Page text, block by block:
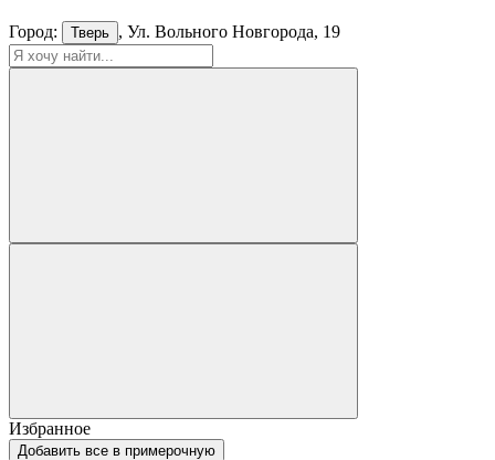
Город: Тверь , Ул. Вольного Новгорода, 19
Избранное
Добавить все в примерочную